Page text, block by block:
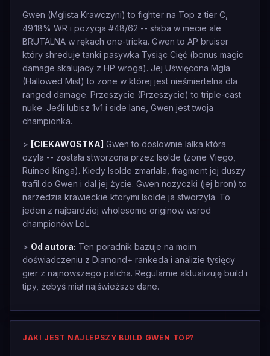
Gwen (Mglista Krawczyni) to fighter na Top z tier C,
49.18% WR i pozycja #48/62 -- słaba w mecie ale
BRUTALNA w rękach one-tricka. Gwen to AP bruiser
który shreduje tanki pasywka Tysiąc Cięć (bonus magic
damage skalujacy z HP wroga). Jej Uświęcona Mgła
(Hallowed Mist) to zone w której jest nieśmiertelna dla
ranged damage. Przeszycie (Przeszycie) to triple-cast
nuke. Jeśli lubisz 1v1 i side lane, Gwen jest twoja
championka.
> [CIEKAWOSTKA] Gwen to doslownie lalka która
ozyla -- została stworzona przez Isolde (zone Viego,
Ruined Kinga). Kiedy Isolde zmarlala, fragment jej duszy
trafil do Gwen i dal jej życie. Gwen nozyczki (jej bron) to
narzedzia krawieckie ktorymi Isolde ja stworzyla. To
jeden z najbardziej wholesome originow wsrod
championów LoL.
> Od autora: Ten poradnik bazuje na moim
doświadczeniu z Diamond+ rankeda i analizie tysięcy
gier z najnowszego patcha. Regularnie aktualizuję build i
tipy, żebyś miał najświeższe dane.
JAKI JEST NAJLEPSZY BUILD GWEN TOP?